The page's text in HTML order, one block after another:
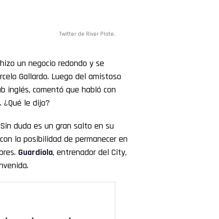
Twitter de River Plate.
un negocio redondo y se
Gallardo. Luego del amistoso
inglés, comentó que habló con
le dijo?
duda es un gran salto en su
la posibilidad de permanecer en
Guardiola, entrenador del City,